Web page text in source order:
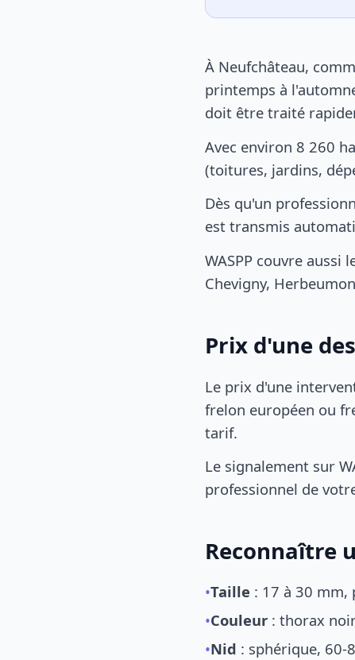
À Neufchâteau,
printemps à
doit être traité
Avec environ 8 260
(toitures, jardins,
Dès qu'un
est transmis
WASPP couvre aussi
Chevigny,
Prix d'une
Le prix d'une
frelon européen ou
tarif.
Le signalement sur
professionnel de
Reconnaître
•Taille : 17 à 30 mm,
•Couleur : thorax
•Nid : sphérique, 60-